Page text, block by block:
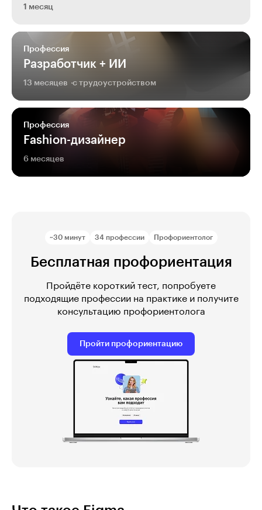
1 месяц
Профессия
Разработчик + ИИ
13 месяцев с трудоустройством
Профессия
Fashion-дизайнер
6 месяцев
~30 минут 34 профессии Профориентолог
Бесплатная профориентация
Пройдёте короткий тест, попробуете
подходящие профессии на практике и получите
консультацию профориентолога
Пройти профориентацию